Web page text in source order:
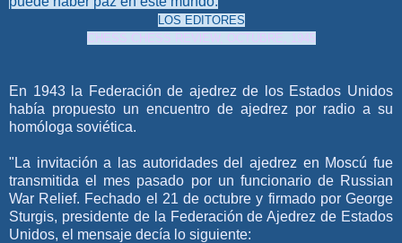
LOS EDITORES
En 1943 la Federación de ajedrez de los Estados Unidos
había propuesto un encuentro de ajedrez por radio a su
homóloga soviética.
"La invitación a las autoridades del ajedrez en Moscú fue
transmitida el mes pasado por un funcionario de Russian
War Relief. Fechado el 21 de octubre y firmado por George
Sturgis, presidente de la Federación de Ajedrez de Estados
Unidos, el mensaje decía lo siguiente: